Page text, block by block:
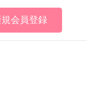
規会員登録